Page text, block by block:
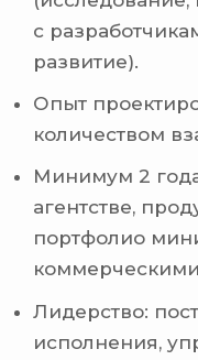
с
развитие).
Опыт
количеством
Минимум 2
агентстве,
портфолио
Лидерство:
исполнения,